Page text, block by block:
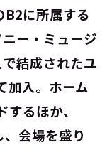
B2に所属する
ニー・ミュージ
結成されたユ
加入。ホーム
るほか、
、会場を盛り